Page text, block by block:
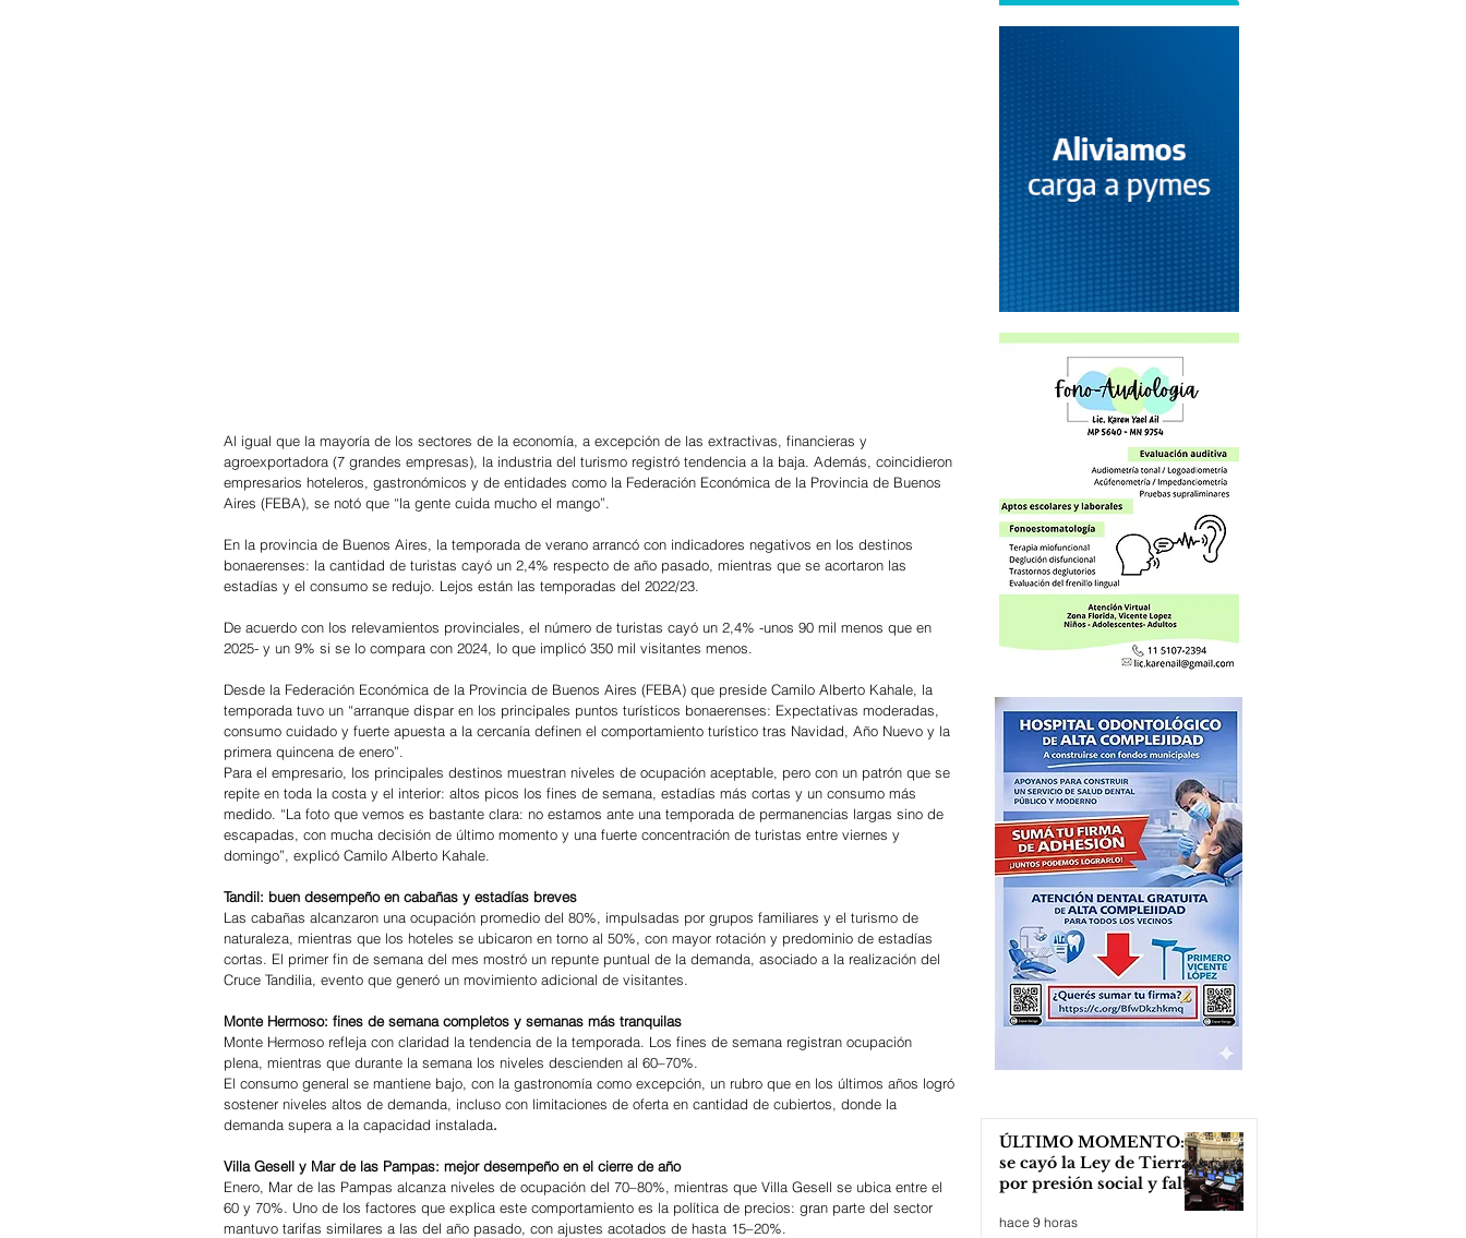
Al igual que la mayoría de los sectores de la economía, a excepción de las extractivas, financieras y
agroexportadora (7 grandes empresas), la industria del turismo registró tendencia a la baja. Además, coincidieron
empresarios hoteleros, gastronómicos y de entidades como la Federación Económica de la Provincia de Buenos
Aires (FEBA), se notó que “la gente cuida mucho el mango”.
En la provincia de Buenos Aires, la temporada de verano arrancó con indicadores negativos en los destinos
bonaerenses: la cantidad de turistas cayó un 2,4% respecto de año pasado, mientras que se acortaron las
estadías y el consumo se redujo. Lejos están las temporadas del 2022/23.
De acuerdo con los relevamientos provinciales, el número de turistas cayó un 2,4% -unos 90 mil menos que en
2025- y un 9% si se lo compara con 2024, lo que implicó 350 mil visitantes menos.
Desde la Federación Económica de la Provincia de Buenos Aires (FEBA) que preside Camilo Alberto Kahale, la
temporada tuvo un “arranque dispar en los principales puntos turísticos bonaerenses: Expectativas moderadas,
consumo cuidado y fuerte apuesta a la cercanía definen el comportamiento turístico tras Navidad, Año Nuevo y la
primera quincena de enero”.
Para el empresario, los principales destinos muestran niveles de ocupación aceptable, pero con un patrón que se
repite en toda la costa y el interior: altos picos los fines de semana, estadías más cortas y un consumo más
medido. “La foto que vemos es bastante clara: no estamos ante una temporada de permanencias largas sino de
escapadas, con mucha decisión de último momento y una fuerte concentración de turistas entre viernes y
domingo”, explicó Camilo Alberto Kahale.
Tandil: buen desempeño en cabañas y estadías breves
Las cabañas alcanzaron una ocupación promedio del 80%, impulsadas por grupos familiares y el turismo de
naturaleza, mientras que los hoteles se ubicaron en torno al 50%, con mayor rotación y predominio de estadías
cortas. El primer fin de semana del mes mostró un repunte puntual de la demanda, asociado a la realización del
Cruce Tandilia, evento que generó un movimiento adicional de visitantes.
Monte Hermoso: fines de semana completos y semanas más tranquilas
Monte Hermoso refleja con claridad la tendencia de la temporada. Los fines de semana registran ocupación
plena, mientras que durante la semana los niveles descienden al 60–70%.
El consumo general se mantiene bajo, con la gastronomía como excepción, un rubro que en los últimos años logró
sostener niveles altos de demanda, incluso con limitaciones de oferta en cantidad de cubiertos, donde la
demanda supera a la capacidad instalada.
Villa Gesell y Mar de las Pampas: mejor desempeño en el cierre de año
Enero, Mar de las Pampas alcanza niveles de ocupación del 70–80%, mientras que Villa Gesell se ubica entre el
60 y 70%. Uno de los factores que explica este comportamiento es la política de precios: gran parte del sector
mantuvo tarifas similares a las del año pasado, con ajustes acotados de hasta 15–20%.
ÚLTIMO MOMENTO:
se cayó la Ley de Tierras
por presión social y falta
hace 9 horas